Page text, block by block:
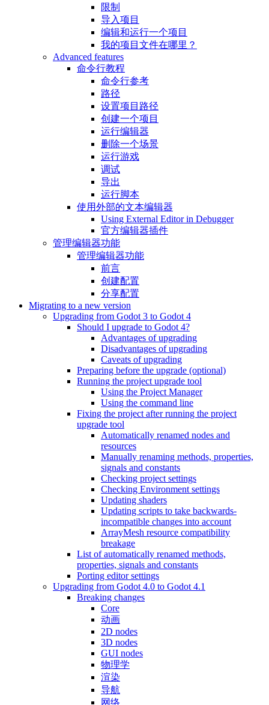
限制
导入项目
编辑和运行一个项目
我的项目文件在哪里？
Advanced features
命令行教程
命令行参考
路径
设置项目路径
创建一个项目
运行编辑器
删除一个场景
运行游戏
调试
导出
运行脚本
使用外部的文本编辑器
Using External Editor in Debugger
官方编辑器插件
管理编辑器功能
管理编辑器功能
前言
创建配置
分享配置
Migrating to a new version
Upgrading from Godot 3 to Godot 4
Should I upgrade to Godot 4?
Advantages of upgrading
Disadvantages of upgrading
Caveats of upgrading
Preparing before the upgrade (optional)
Running the project upgrade tool
Using the Project Manager
Using the command line
Fixing the project after running the project
upgrade tool
Automatically renamed nodes and
resources
Manually renaming methods, properties,
signals and constants
Checking project settings
Checking Environment settings
Updating shaders
Updating scripts to take backwards-
incompatible changes into account
ArrayMesh resource compatibility
breakage
List of automatically renamed methods,
properties, signals and constants
Porting editor settings
Upgrading from Godot 4.0 to Godot 4.1
Breaking changes
Core
动画
2D nodes
3D nodes
GUI nodes
物理学
渲染
导航
网络